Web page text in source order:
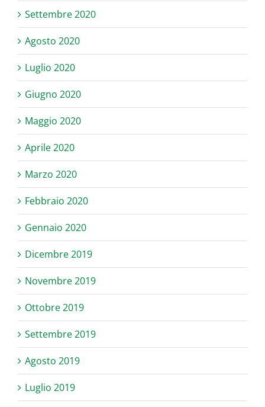
Settembre 2020
Agosto 2020
Luglio 2020
Giugno 2020
Maggio 2020
Aprile 2020
Marzo 2020
Febbraio 2020
Gennaio 2020
Dicembre 2019
Novembre 2019
Ottobre 2019
Settembre 2019
Agosto 2019
Luglio 2019